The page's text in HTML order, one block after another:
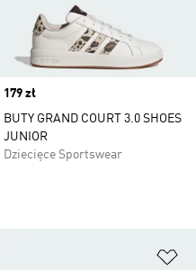
Price
179 zł
BUTY GRAND COURT 3.0 SHOES
JUNIOR
Dziecięce Sportswear